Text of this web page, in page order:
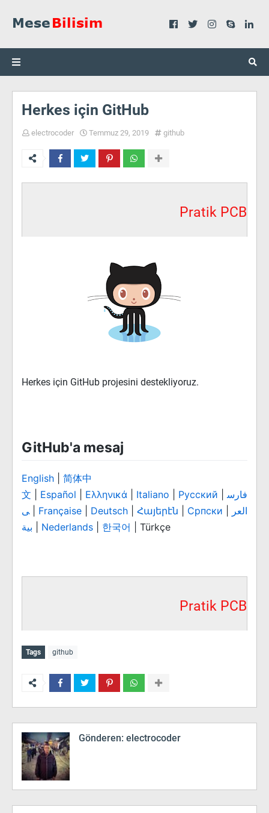
Herkes için GitHub
electrocoder Temmuz 29, 2019 github
Pratik PCB
Herkes için GitHub projesini destekliyoruz.
GitHub'a mesaj
English
简体中
文
Español Ελληνικά Italiano Русский
فارس
ی| Française Deutsch Հայերէն Српски
العر
بية
Nederlands 한국어 | Türkçe
Pratik PCB
Tags github
Gönderen: electrocoder